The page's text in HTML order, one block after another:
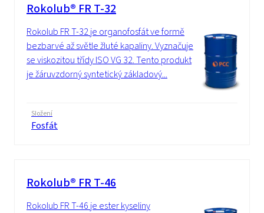
Rokolub® FR T-32
Rokolub FR T-32 je organofosfát ve formě
bezbarvé až světle žluté kapaliny. Vyznačuje
se viskozitou třídy ISO VG 32. Tento produkt
je žáruvzdorný syntetický základový...
Složení
Fosfát
Rokolub® FR T-46
Rokolub FR T-46 je ester kyseliny